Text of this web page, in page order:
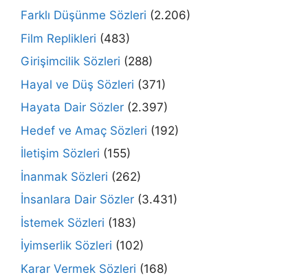
Farklı Düşünme Sözleri (2.206)
Film Replikleri (483)
Girişimcilik Sözleri (288)
Hayal ve Düş Sözleri (371)
Hayata Dair Sözler (2.397)
Hedef ve Amaç Sözleri (192)
İletişim Sözleri (155)
İnanmak Sözleri (262)
İnsanlara Dair Sözler (3.431)
İstemek Sözleri (183)
İyimserlik Sözleri (102)
Karar Vermek Sözleri (168)